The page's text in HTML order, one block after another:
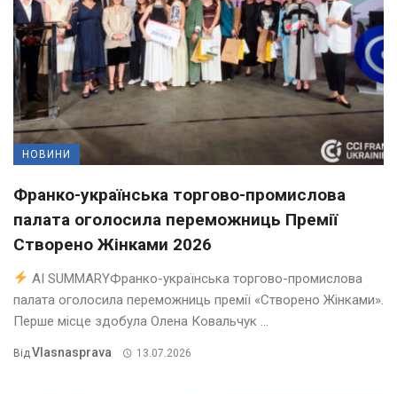
НОВИНИ
Франко-українська торгово-промислова
палата оголосила переможниць Премії
Створено Жінками 2026
AI SUMMARYФранко-українська торгово-промислова
палата оголосила переможниць премії «Створено Жінками».
Перше місце здобула Олена Ковальчук ...
ВідVlasnasprava 13.07.2026